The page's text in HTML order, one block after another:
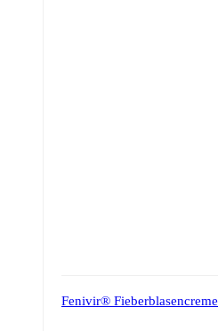
Fenivir® Fieberblasencreme